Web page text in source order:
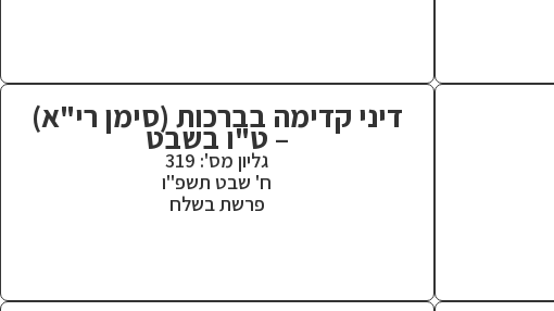
דיני קדימה בברכות (סימן רי"א)
– ט"ו בשבט
גליון מס': 319
ח' שבט תשפ"ו
פרשת בשלח